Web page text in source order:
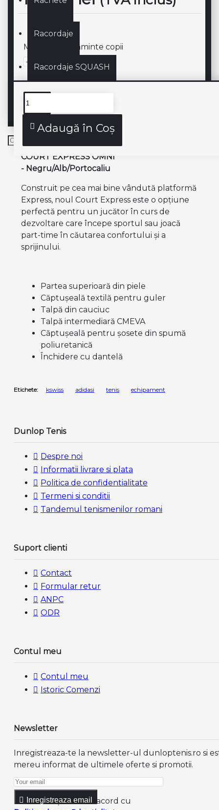
Racordaje
Racordaje SQUASH
Marime incaltaminte copii
Adaugă în Coş
Descriere produs
COURT EXPRESS OMNI
- Negru/Alb/Portocaliu
Construit pe cea mai bine vândută platformă
Express, noul Court Express este o opțiune
perfectă pentru un jucător în curs de
dezvoltare care începe sportul sau joacă
part-time în căutarea confortului și a
sprijinului.
Partea superioară din piele
Căptușeală textilă pentru guler
Talpă din cauciuc
Talpă intermediară CMEVA
Căptușeală pentru șosete din spumă
poliuretanică
Închidere cu dantelă
Etichete: kswiss adidasi tenis echipament
Dunlop Tenis
Despre noi
Informatii livrare si plata
Politica de confidentialitate
Termeni si conditii
Tandemul tenismenilor romani
Suport clienti
Contact
Formular retur
ANPC
ODR
Contul meu
Contul meu
Istoric Comenzi
Newsletter
Inregistreaza-te la newsletter-ul dunloptenis.ro si
mereu informat de ultimele oferte si promotii.
Inregistreaza email
Am citit şi sunt de acord cu